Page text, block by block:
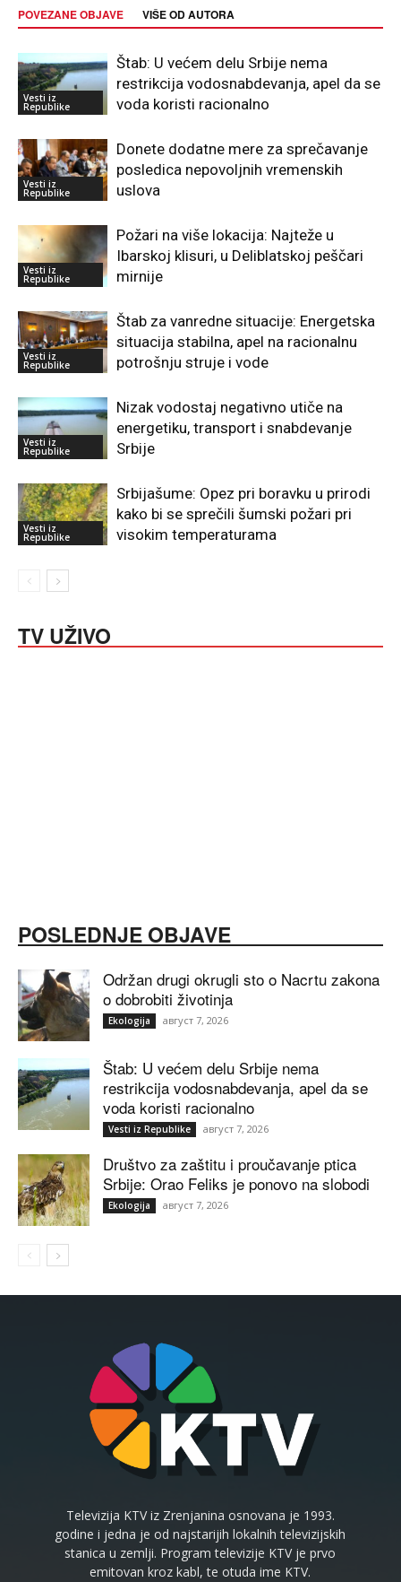
POVEZANE OBJAVE VIŠE OD AUTORA
Vesti iz
Republike
Štab: U većem delu Srbije nema
restrikcija vodosnabdevanja, apel da se
voda koristi racionalno
Vesti iz
Republike
Donete dodatne mere za sprečavanje
posledica nepovoljnih vremenskih
uslova
Vesti iz
Republike
Požari na više lokacija: Najteže u
Ibarskoj klisuri, u Deliblatskoj peščari
mirnije
Vesti iz
Republike
Štab za vanredne situacije: Energetska
situacija stabilna, apel na racionalnu
potrošnju struje i vode
Vesti iz
Republike
Nizak vodostaj negativno utiče na
energetiku, transport i snabdevanje
Srbije
Vesti iz
Republike
Srbijašume: Opez pri boravku u prirodi
kako bi se sprečili šumski požari pri
visokim temperaturama
TV UŽIVO
POSLEDNJE OBJAVE
Održan drugi okrugli sto o Nacrtu zakona
o dobrobiti životinja
Ekologija август 7, 2026
Štab: U većem delu Srbije nema
restrikcija vodosnabdevanja, apel da se
voda koristi racionalno
Vesti iz Republike август 7, 2026
Društvo za zaštitu i proučavanje ptica
Srbije: Orao Feliks je ponovo na slobodi
Ekologija август 7, 2026
Televizija KTV iz Zrenjanina osnovana je 1993.
godine i jedna je od najstarijih lokalnih televizijskih
stanica u zemlji. Program televizije KTV je prvo
emitovan kroz kabl, te otuda ime KTV.